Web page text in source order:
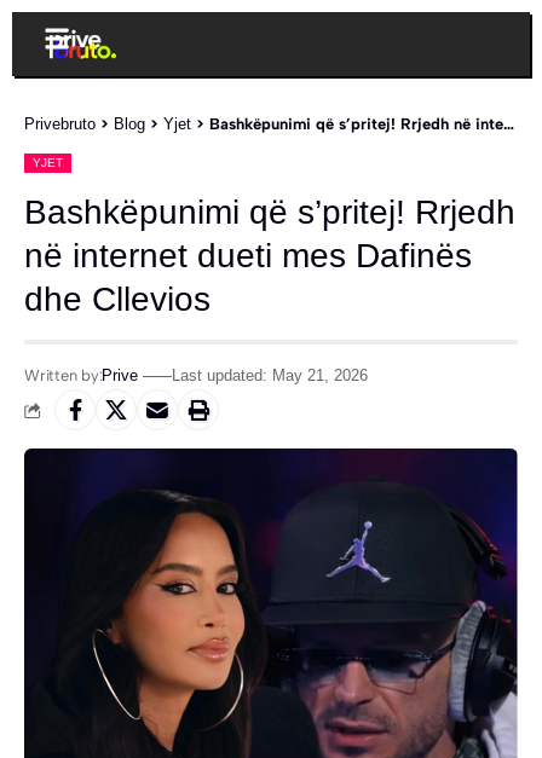
Privebruto > Blog > Yjet > Bashkëpunimi që s’pritej! Rrjedh në internet dueti mes Dafinës dhe Cllevios
YJET
Bashkëpunimi që s’pritej! Rrjedh
në internet dueti mes Dafinës
dhe Cllevios
Written by:Prive Last updated: May 21, 2026